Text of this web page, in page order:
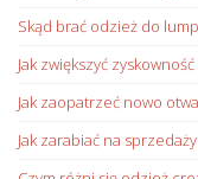
Skąd brać odzież do
Jak zwiększyć
Jak zaopatrzeć nowo
Jak zarabiać na